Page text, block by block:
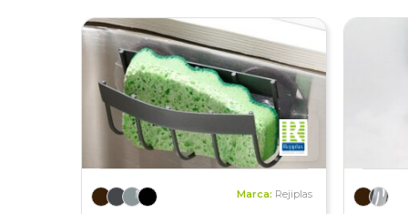
Marca: Rejiplas